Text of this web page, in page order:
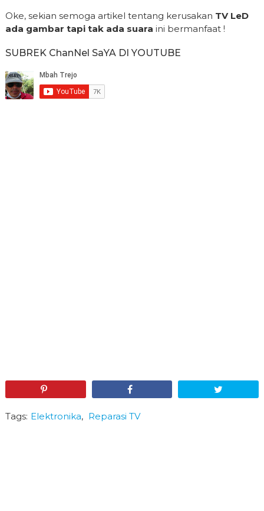
Oke, sekian semoga artikel tentang kerusakan TV LeD
ada gambar tapi tak ada suara ini bermanfaat !
SUBREK ChanNel SaYA DI YOUTUBE
Tags: Elektronika, Reparasi TV